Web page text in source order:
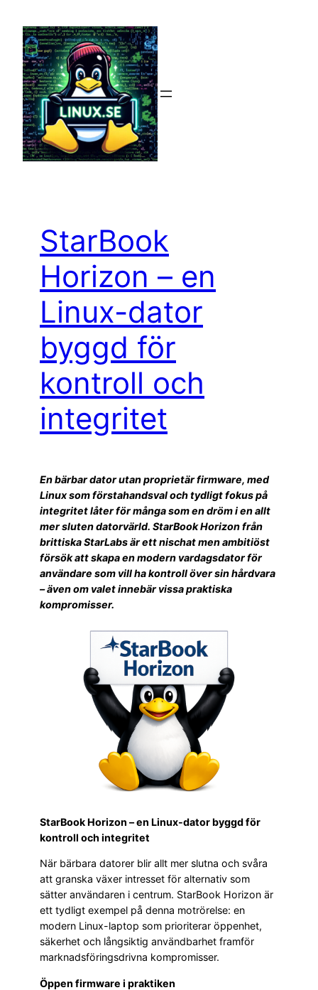
innehåll
StarBook
Horizon – en
Linux-dator
byggd för
kontroll och
integritet
En bärbar dator utan proprietär firmware, med
Linux som förstahandsval och tydligt fokus på
integritet låter för många som en dröm i en allt
mer sluten datorvärld. StarBook Horizon från
brittiska StarLabs är ett nischat men ambitiöst
försök att skapa en modern vardagsdator för
användare som vill ha kontroll över sin hårdvara
– även om valet innebär vissa praktiska
kompromisser.
StarBook Horizon – en Linux-dator byggd för
kontroll och integritet
När bärbara datorer blir allt mer slutna och svåra
att granska växer intresset för alternativ som
sätter användaren i centrum. StarBook Horizon är
ett tydligt exempel på denna motrörelse: en
modern Linux-laptop som prioriterar öppenhet,
säkerhet och långsiktig användbarhet framför
marknadsföringsdrivna kompromisser.
Öppen firmware i praktiken